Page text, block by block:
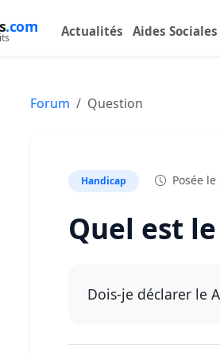
.com Actualités Aides Sociales
Forum Question
Handicap Posée
Quel est
Dois-je déclarer le